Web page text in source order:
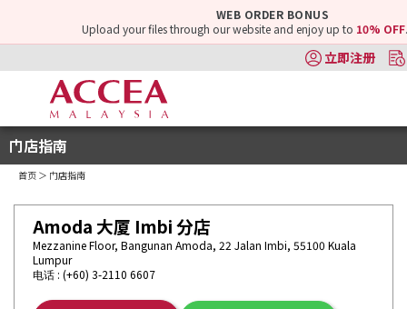
WEB ORDER BONUS
Upload your files through our website and enjoy up to 10% OFF
立即注册
门店指南
首页 ＞ 门店指南
Amoda 大厦 Imbi 分店
Mezzanine Floor, Bangunan Amoda, 22 Jalan Imbi, 55100 Kuala
Lumpur
电话 : (+60) 3-2110 6607